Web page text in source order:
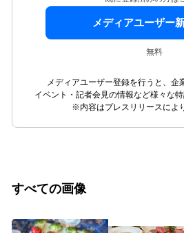
メディアユーザー
無料
メディアユーザー登録を行うと、企
イベント・記者会見の情報など様々な
※内容はプレスリリースによ
すべての画像